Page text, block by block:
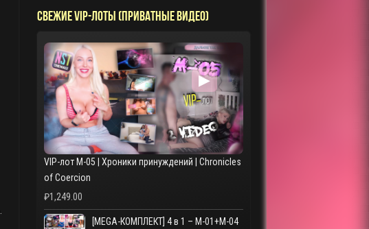
СВЕЖИЕ VIP-ЛОТЫ (ПРИВАТНЫЕ ВИДЕО)
▶
VIP-лот M-05 | Хроники принуждений | Chronicles
of Coercion
₽1,249.00
[MEGA-КОМПЛЕКТ] 4 в 1 – M-01+M-04